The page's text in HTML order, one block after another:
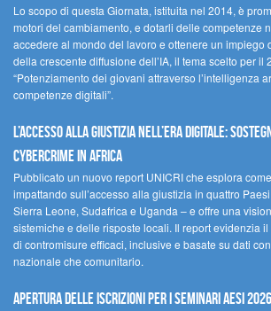
Lo scopo di questa Giornata, istituita nel 2014, è
motori del cambiamento, e dotarli delle competenze
accedere al mondo del lavoro e ottenere un impiego
della crescente diffusione dell’IA, il tema scelto per il
“Potenziamento dei giovani attraverso l’intelligenza
competenze digitali”.
L’accesso alla giustizia nell’era digitale:
cybercrime in Africa
Pubblicato un nuovo report UNICRI che esplora
impattando sull’accesso alla giustizia in quattro
Sierra Leone, Sudafrica e Uganda – e offre una
sistemiche e delle risposte locali. Il report evidenzia
di contromisure efficaci, inclusive e basate su dati
nazionale che comunitario.
Apertura delle iscrizioni per i seminari AESI 2026